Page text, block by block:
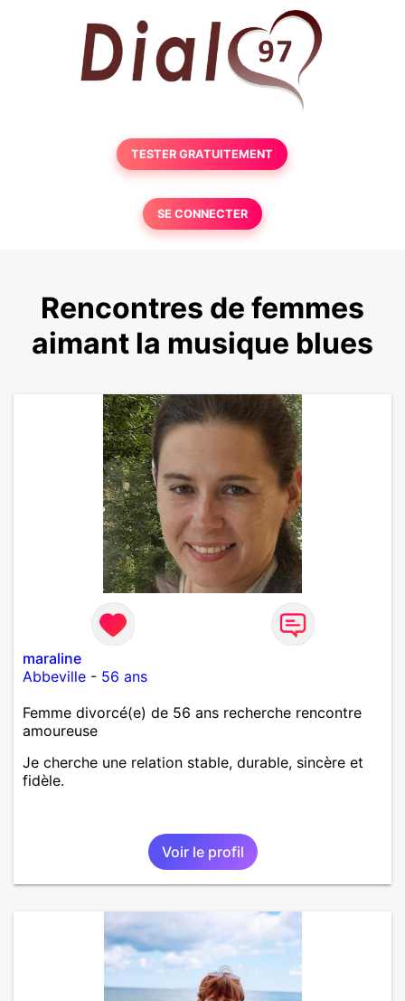
TESTER GRATUITEMENT
SE CONNECTER
Rencontres de femmes
aimant la musique blues
maraline
Abbeville - 56 ans
Femme divorcé(e) de 56 ans recherche rencontre
amoureuse
Je cherche une relation stable, durable, sincère et
fidèle.
Voir le profil